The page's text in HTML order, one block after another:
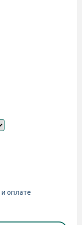
и оплате